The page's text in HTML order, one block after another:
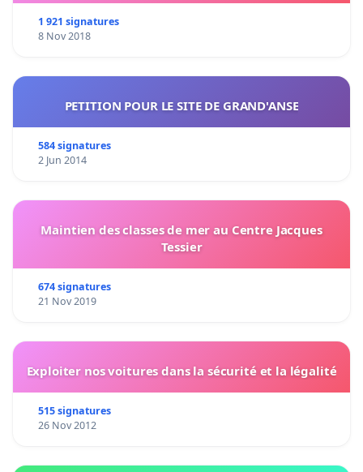
1 921 signatures
8 Nov 2018
PETITION POUR LE SITE DE GRAND'ANSE
584 signatures
2 Jun 2014
Maintien des classes de mer au Centre Jacques
Tessier
674 signatures
21 Nov 2019
Exploiter nos voitures dans la sécurité et la légalité
515 signatures
26 Nov 2012